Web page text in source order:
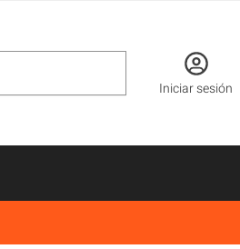
Iniciar sesión